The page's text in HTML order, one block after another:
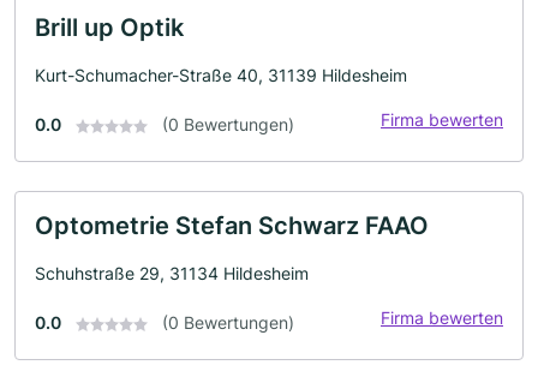
Brill up Optik
Kurt-Schumacher-Straße 40, 31139 Hildesheim
0.0 (0 Bewertungen) Firma bewerten
Optometrie Stefan Schwarz FAAO
Schuhstraße 29, 31134 Hildesheim
0.0 (0 Bewertungen) Firma bewerten